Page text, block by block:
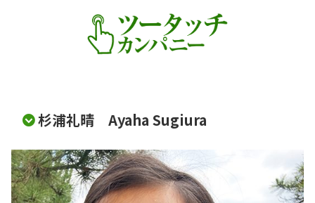
杉浦礼晴 Ayaha Sugiura